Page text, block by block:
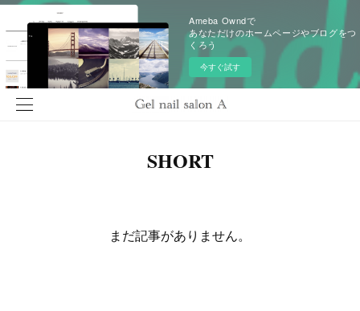
Ameba Owndで
あなただけのホームページやブログをつ
くろう
今すぐ試す
SHORT
まだ記事がありません。